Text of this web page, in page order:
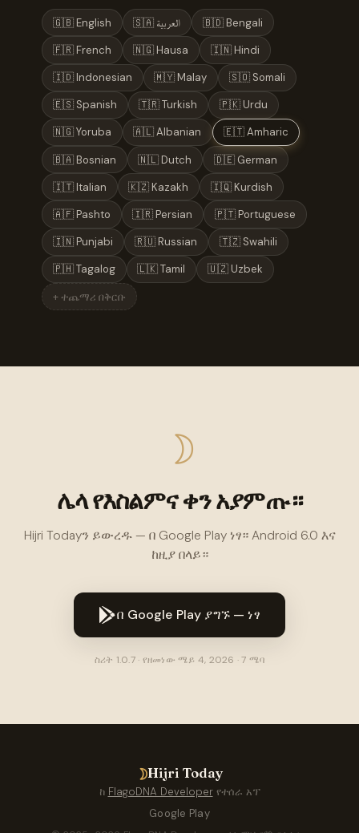
🇬🇧 English 🇸🇦 العربية 🇧🇩 Bengali
🇫🇷 French 🇳🇬 Hausa 🇮🇳 Hindi
🇮🇩 Indonesian 🇲🇾 Malay 🇸🇴 Somali
🇪🇸 Spanish 🇹🇷 Turkish 🇵🇰 Urdu
🇳🇬 Yoruba 🇦🇱 Albanian 🇪🇹 Amharic
🇧🇦 Bosnian 🇳🇱 Dutch 🇩🇪 German
🇮🇹 Italian 🇰🇿 Kazakh 🇮🇶 Kurdish
🇦🇫 Pashto 🇮🇷 Persian 🇵🇹 Portuguese
🇮🇳 Punjabi 🇷🇺 Russian 🇹🇿 Swahili
🇵🇭 Tagalog 🇱🇰 Tamil 🇺🇿 Uzbek
+ ተጨማሪ በቅርቡ
☽
ሌላ የእስልምና ቀን አያምጡ።
Hijri Todayን ይውረዱ — በ Google Play ነፃ። Android 6.0 እና
ከዚያ በላይ።
በ Google Play ያግኙ — ነፃ
ስሪት 1.0.7 · የዘመነው ሜይ 4, 2026 · 7 ሜባ
☽Hijri Today
ከ FlagoDNA Developerየተሰራ አፕ
Google Play